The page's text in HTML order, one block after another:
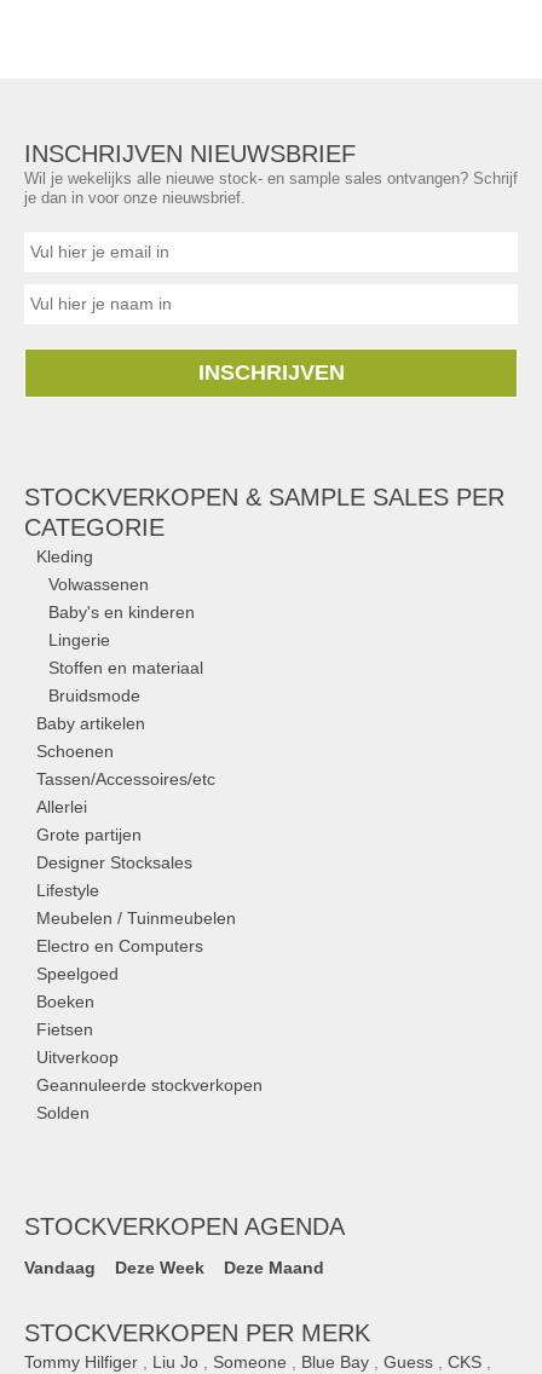
INSCHRIJVEN NIEUWSBRIEF
Wil je wekelijks alle nieuwe stock- en sample sales ontvangen? Schrijf
je dan in voor onze nieuwsbrief.
INSCHRIJVEN
STOCKVERKOPEN & SAMPLE SALES PER
CATEGORIE
Kleding
Volwassenen
Baby's en kinderen
Lingerie
Stoffen en materiaal
Bruidsmode
Baby artikelen
Schoenen
Tassen/Accessoires/etc
Allerlei
Grote partijen
Designer Stocksales
Lifestyle
Meubelen / Tuinmeubelen
Electro en Computers
Speelgoed
Boeken
Fietsen
Uitverkoop
Geannuleerde stockverkopen
Solden
STOCKVERKOPEN AGENDA
Vandaag Deze Week Deze Maand
STOCKVERKOPEN PER MERK
Tommy Hilfiger , Liu Jo , Someone , Blue Bay , Guess , CKS ,